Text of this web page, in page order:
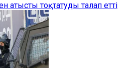
атысты тоқтатуды талап етті